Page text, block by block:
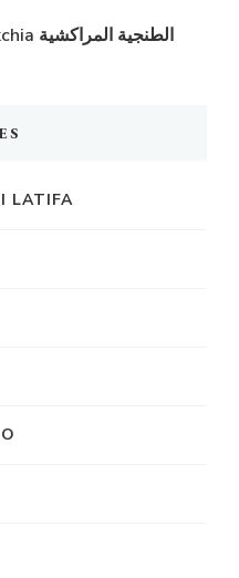
Tanjia Almarrakchia الطنجية المراكشية
LATIFA